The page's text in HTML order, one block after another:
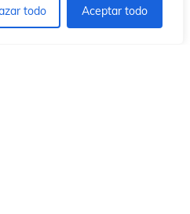
todo Aceptar todo